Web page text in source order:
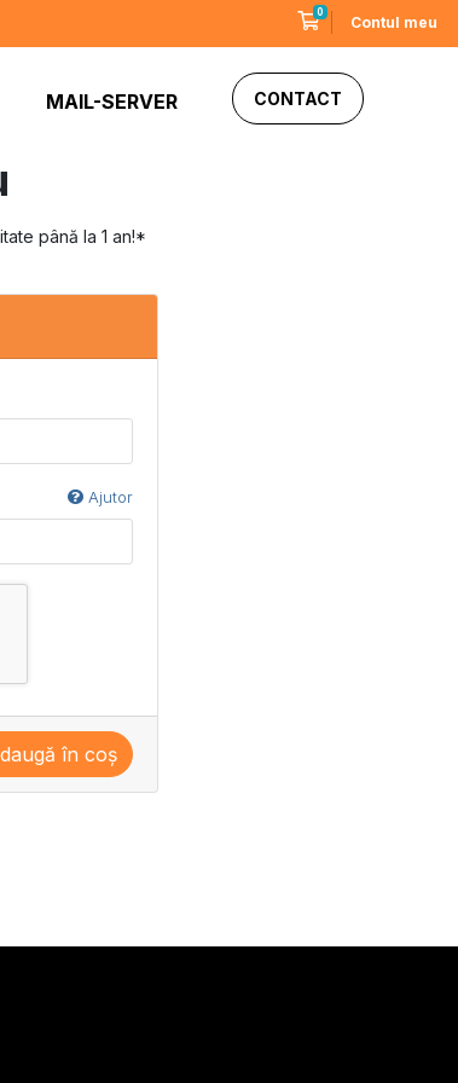
0Coș de cumpărături
Contul meu
MAIL-SERVER CONTACT
până la 1 an!*
Ajutor
în coș